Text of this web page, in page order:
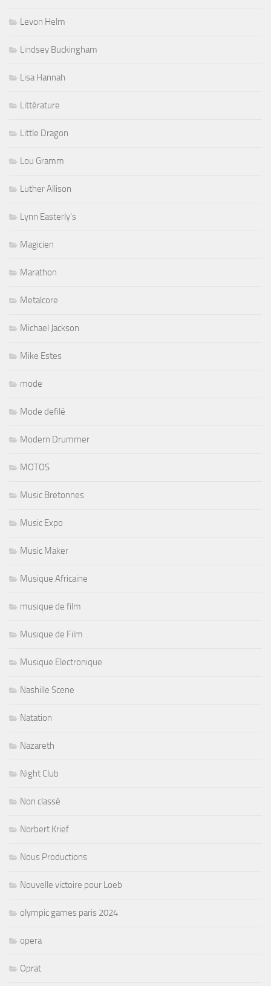
Levon Helm
Lindsey Buckingham
Lisa Hannah
Littérature
Little Dragon
Lou Gramm
Luther Allison
Lynn Easterly's
Magicien
Marathon
Metalcore
Michael Jackson
Mike Estes
mode
Mode defilé
Modern Drummer
MOTOS
Music Bretonnes
Music Expo
Music Maker
Musique Africaine
musique de film
Musique de Film
Musique Electronique
Nashille Scene
Natation
Nazareth
Night Club
Non classé
Norbert Krief
Nous Productions
Nouvelle victoire pour Loeb
olympic games paris 2024
opera
Oprat